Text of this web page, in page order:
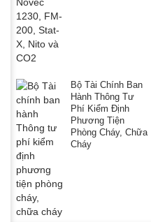
Bộ Tài Chính Ban
Hành Thông Tư
Phí Kiểm Định
Phương Tiện
Phòng Cháy, Chữa
Cháy